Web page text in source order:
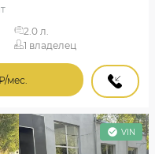
2.0 л.
1 владелец
мес.
VIN